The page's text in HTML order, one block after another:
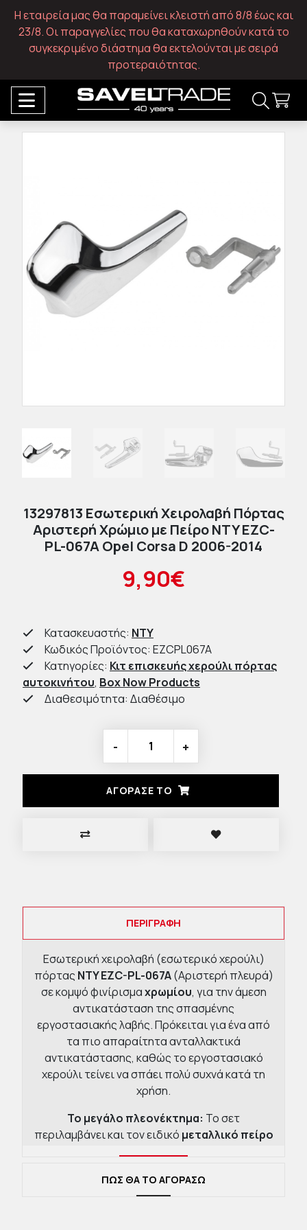
Η εταιρεία μας θα παραμείνει κλειστή από 8/8 έως και
23/8. Οι παραγγελίες που θα καταχωρηθούν κατά το
συγκεκριμένο διάστημα θα εκτελούνται με σειρά
προτεραιότητας.
13297813 Εσωτερική Χειρολαβή Πόρτας
Αριστερή Χρώμιο με Πείρο NTY EZC-
PL-067A Opel Corsa D 2006-2014
9,90€
Κατασκευαστής: NTY
Κωδικός Προϊόντος: EZCPL067A
Κατηγορίες: Κιτ επισκευής χερούλι πόρτας
αυτοκινήτου, Box Now Products
Διαθεσιμότητα: Διαθέσιμο
- +
ΑΓΟΡΑΣΈ ΤΟ
ΠΕΡΙΓΡΑΦΉ
Εσωτερική χειρολαβή (εσωτερικό χερούλι)
πόρτας NTY EZC-PL-067A(Αριστερή πλευρά)
σε κομψό φινίρισμαχρωμίου, για την άμεση
αντικατάσταση της σπασμένης
εργοστασιακής λαβής. Πρόκειται για ένα από
τα πιο απαραίτητα ανταλλακτικά
αντικατάστασης, καθώς το εργοστασιακό
χερούλι τείνει να σπάει πολύ συχνά κατά τη
χρήση.
Το μεγάλο πλεονέκτημα: Το σετ
περιλαμβάνει και τον ειδικό μεταλλικό πείρο
κλειδαριάς, προσφέροντας μια ολοκληρωμένη
λύση επισκευής.
ΠΩΣ ΘΑ ΤΟ ΑΓΟΡΑΣΩ